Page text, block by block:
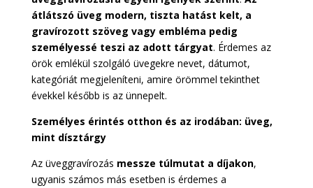
átlátszó üveg modern, tiszta hatást kelt, a
gravírozott szöveg vagy embléma pedig
személyessé teszi az adott tárgyat. Érdemes az
örök emlékül szolgáló üvegekre nevet, dátumot,
kategóriát megjeleníteni, amire örömmel tekinthet
évekkel később is az ünnepelt.
Személyes érintés otthon és az irodában: üveg,
mint dísztárgy
Az üveggravírozás messze túlmutat a díjakon,
ugyanis számos más esetben is érdemes a